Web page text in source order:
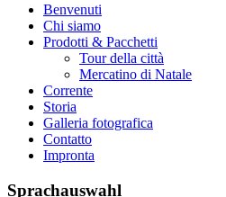
Benvenuti
Chi siamo
Prodotti & Pacchetti
Tour della città
Mercatino di Natale
Corrente
Storia
Galleria fotografica
Contatto
Impronta
Sprachauswahl